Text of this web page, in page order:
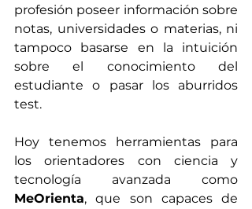
profesión poseer información sobre
notas, universidades o materias, ni
tampoco basarse en la intuición
sobre el conocimiento del
estudiante o pasar los aburridos
test.
Hoy tenemos herramientas para
los orientadores con ciencia y
MeOrienta, que son capaces de